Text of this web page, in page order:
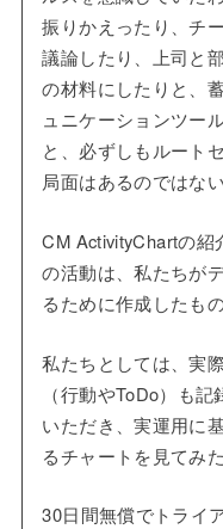
振りかえったり、チ
議論したり、上司と
の材料にしたりと、
ュニケーションツー
と、必ずしもルート
局面はあるのではな
CM ActivityChartの紹
の活動は、私たちが
るために作成したも
私たちとしては、実
（行動やToDo）も
いただき、実運用に
るチャートを見てみ
30日間無償でトライ